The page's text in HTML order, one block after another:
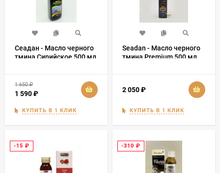
Сеадан - Масло черного
тмина Сирийское 500 мл
1 650₽
1 590₽
КУПИТЬ В 1 КЛИК
Seadan - Масло черного
тмина Premium 500 мл
2 050₽
КУПИТЬ В 1 КЛИК
-15 ₽ -310 ₽